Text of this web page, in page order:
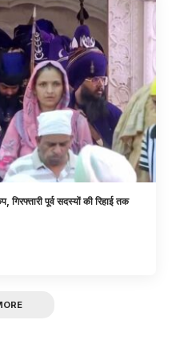
गिरफ्तारी पूर्व सदस्यों की रिहाई तक